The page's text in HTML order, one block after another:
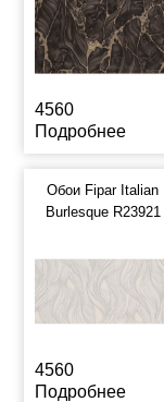
4560
Подробнее
Обои Fipar Italian
Burlesque R23921
4560
Подробнее